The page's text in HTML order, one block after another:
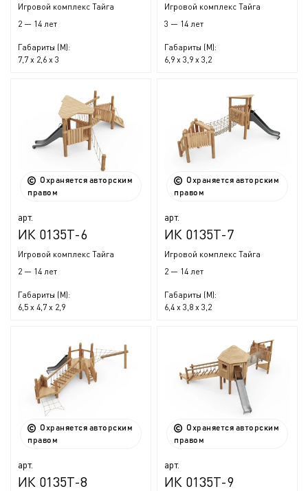
Игровой комплекс Тайга
2 — 14 лет
Габариты (М):
7,7 x 2,6 x 3
Игровой комплекс Тайга
3 — 14 лет
Габариты (М):
6,9 x 3,9 x 3,2
Охраняется авторским
правом
арт.
ИК 0135Т-6
Игровой комплекс Тайга
2 — 14 лет
Габариты (М):
6,5 x 4,7 x 2,9
Охраняется авторским
правом
арт.
ИК 0135Т-7
Игровой комплекс Тайга
2 — 14 лет
Габариты (М):
6,4 x 3,8 x 3,2
Охраняется авторским
правом
арт.
ИК 0135Т-8
Охраняется авторским
правом
арт.
ИК 0135Т-9